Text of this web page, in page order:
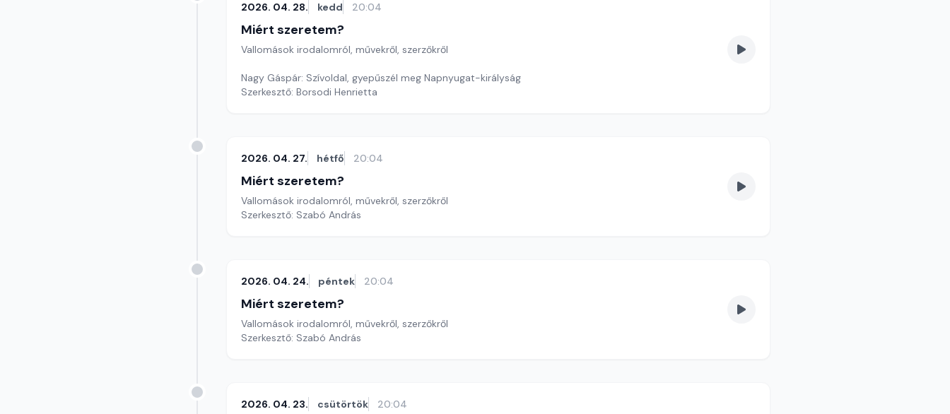
2026. 04. 28. kedd 20:04
Miért szeretem?
Vallomások irodalomról, művekről, szerzőkről
Nagy Gáspár: Szívoldal, gyepűszél meg Napnyugat-királyság
Szerkesztő: Borsodi Henrietta
2026. 04. 27. hétfő 20:04
Miért szeretem?
Vallomások irodalomról, művekről, szerzőkről
Szerkesztő: Szabó András
2026. 04. 24. péntek 20:04
Miért szeretem?
Vallomások irodalomról, művekről, szerzőkről
Szerkesztő: Szabó András
2026. 04. 23. csütörtök 20:04